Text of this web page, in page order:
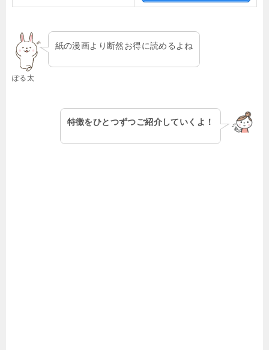
ぽる太
紙の漫画より断然お得に読めるよね
特徴をひとつずつご紹介していくよ！